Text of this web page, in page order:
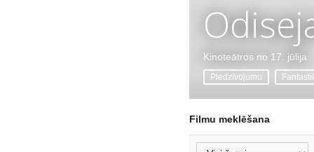
Kinoteātros no 17. jūlija
Piedzīvojumu
Filmu meklēšana